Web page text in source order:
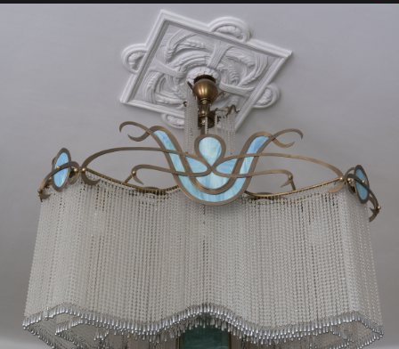
PALOTASÉTÁK ÉS VEZETÉSEK
KÖZÉRDEKŰ ADATOK